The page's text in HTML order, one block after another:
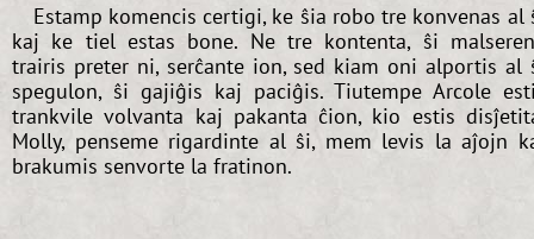
Estamp komencis certigi, ke ŝia robo tre konvenas al
kaj ke tiel estas bone. Ne tre kontenta, ŝi
trairis preter ni, serĉante ion, sed kiam oni alportis al
spegulon, ŝi gajiĝis kaj paciĝis. Tiutempe Arcole
trankvile volvanta kaj pakanta ĉion, kio estis
Molly, penseme rigardinte al ŝi, mem levis la aĵojn
brakumis senvorte la fratinon.